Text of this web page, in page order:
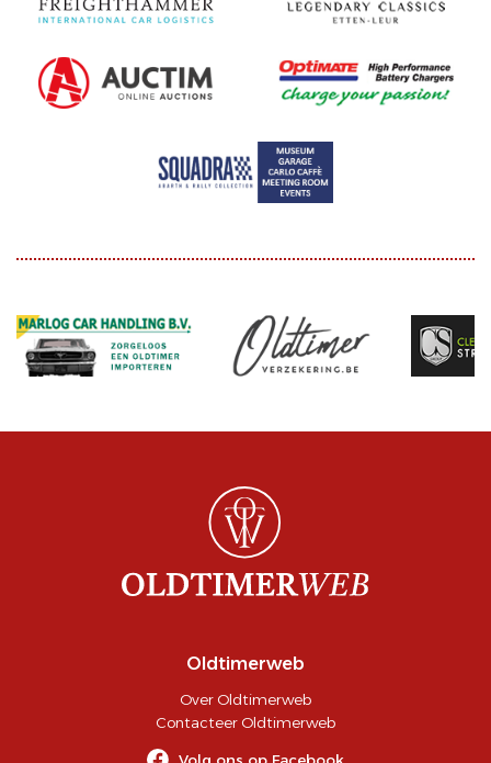
Oldtimerweb
Over Oldtimerweb
Contacteer Oldtimerweb
Volg ons op Facebook